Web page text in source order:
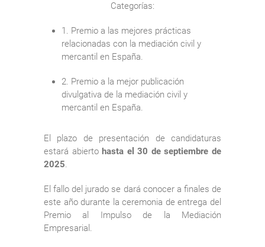
Categorías:
1. Premio a las mejores prácticas
relacionadas con la mediación civil y
mercantil en España.
2. Premio a la mejor publicación
divulgativa de la mediación civil y
mercantil en España.
El plazo de presentación de candidaturas
estará abiertohasta el 30 de septiembre de
2025.
El fallo del jurado se dará conocer a finales de
este año durante la ceremonia de entrega del
Premio al Impulso de la Mediación
Empresarial.